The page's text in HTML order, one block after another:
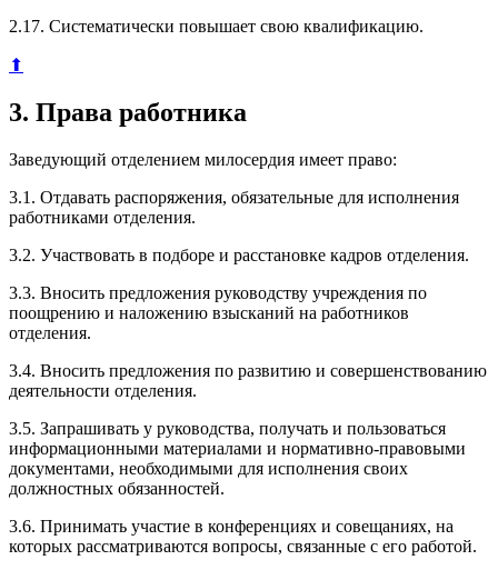
2.17. Систематически повышает свою квалификацию.
⬆
3. Права работника
Заведующий отделением милосердия имеет право:
3.1. Отдавать распоряжения, обязательные для исполнения
работниками отделения.
3.2. Участвовать в подборе и расстановке кадров отделения.
3.3. Вносить предложения руководству учреждения по
поощрению и наложению взысканий на работников
отделения.
3.4. Вносить предложения по развитию и совершенствованию
деятельности отделения.
3.5. Запрашивать у руководства, получать и пользоваться
информационными материалами и нормативно-правовыми
документами, необходимыми для исполнения своих
должностных обязанностей.
3.6. Принимать участие в конференциях и совещаниях, на
которых рассматриваются вопросы, связанные с его работой.